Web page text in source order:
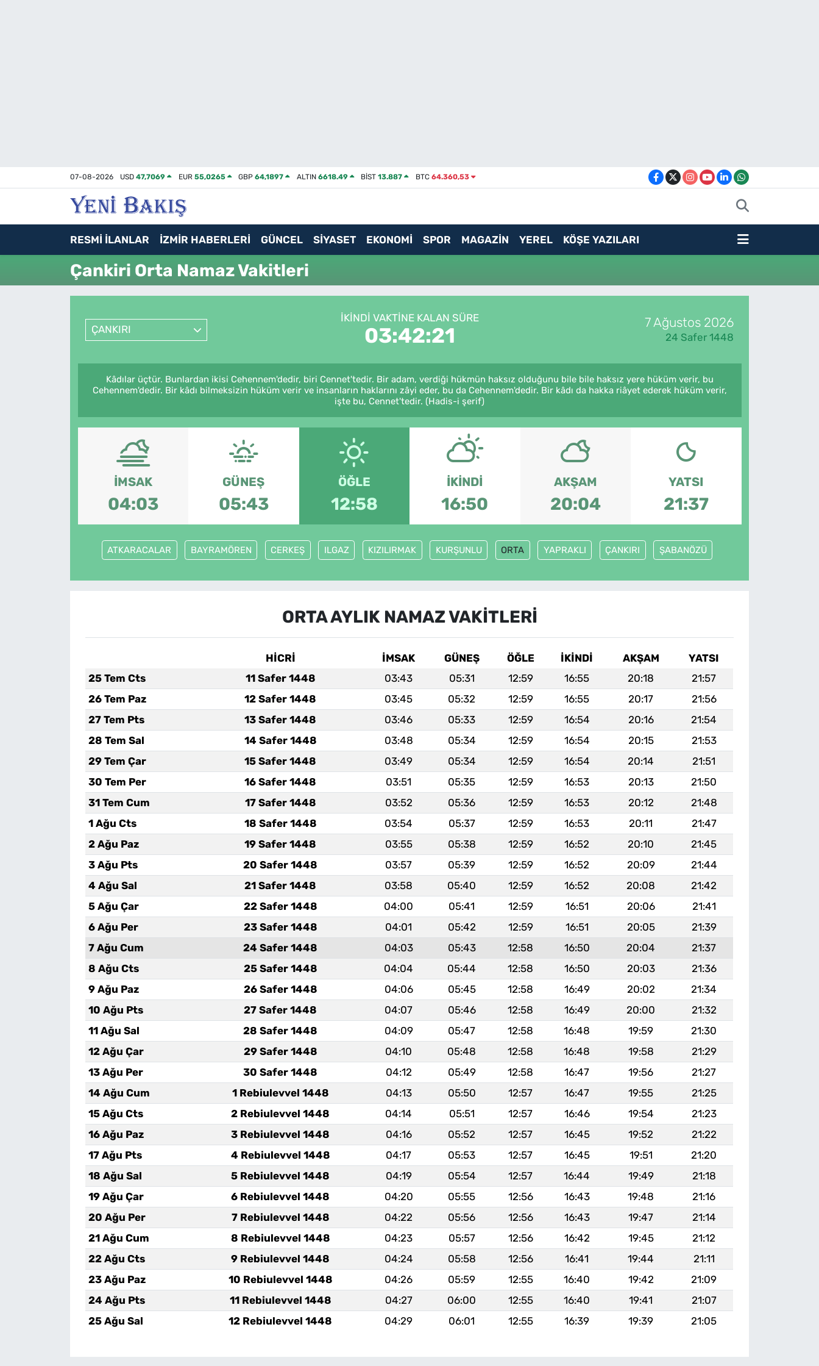
07-08-2026 USD47,7069 EUR 55,0265 GBP64,1897 ALTIN 6618.49 BİST13.887 BTC 64.360,53
RESMİ İLANLAR İZMİR HABERLERİ GÜNCEL SİYASET EKONOMİ SPOR MAGAZİN YEREL KÖŞE YAZILARI
Çankiri Orta Namaz Vakitleri
ÇANKIRI
İKINDI VAKTINE KALAN SÜRE
03:42:21
7 Ağustos 2026
24 Safer 1448
Kâdılar üçtür. Bunlardan ikisi Cehennem'dedir, biri Cennet'tedir. Bir adam, verdiği hükmün haksız olduğunu bile bile haksız yere hüküm verir, bu
Cehennem'dedir. Bir kâdı bilmeksizin hüküm verir ve insanların haklarını zâyi eder, bu da Cehennem'dedir. Bir kâdı da hakka riâyet ederek hüküm verir,
işte bu, Cennet'tedir. (Hadis-i şerif)
İMSAK
04:03
GÜNEŞ
05:43
ÖĞLE
12:58
İKINDI
16:50
AKŞAM
20:04
YATSI
21:37
ATKARACALAR BAYRAMÖREN CERKEŞ ILGAZ KIZILIRMAK KURŞUNLU ORTA YAPRAKLI ÇANKIRI ŞABANÖZÜ
ORTA AYLIK NAMAZ VAKITLERI
HİCRİ İMSAK GÜNEŞ ÖĞLE İKINDI AKŞAM
YATSI
25 Tem Cts
11 Safer 1448 03:43 05:31 12:59 16:55 20:18
21:57
26 Tem Paz
12 Safer 1448 03:45 05:32 12:59 16:55 20:17
21:56
27 Tem Pts
13 Safer 1448 03:46 05:33 12:59 16:54 20:16
21:54
28 Tem Sal
14 Safer 1448 03:48 05:34 12:59 16:54 20:15
21:53
29 Tem Çar
15 Safer 1448 03:49 05:34 12:59 16:54 20:14
21:51
30 Tem Per
16 Safer 1448 03:51 05:35 12:59 16:53 20:13
21:50
31 Tem Cum
17 Safer 1448 03:52 05:36 12:59 16:53 20:12
21:48
1 Ağu Cts
18 Safer 1448 03:54 05:37 12:59 16:53 20:11
21:47
2 Ağu Paz
19 Safer 1448 03:55 05:38 12:59 16:52 20:10
21:45
3 Ağu Pts
20 Safer 1448 03:57 05:39 12:59 16:52 20:09
21:44
4 Ağu Sal
21 Safer 1448 03:58 05:40 12:59 16:52 20:08
21:42
5 Ağu Çar
22 Safer 1448 04:00 05:41 12:59 16:51 20:06
21:41
6 Ağu Per
23 Safer 1448 04:01 05:42 12:59 16:51 20:05
21:39
7 Ağu Cum
24 Safer 1448 04:03 05:43 12:58 16:50 20:04
21:37
8 Ağu Cts
25 Safer 1448 04:04 05:44 12:58 16:50 20:03
21:36
9 Ağu Paz
26 Safer 1448 04:06 05:45 12:58 16:49 20:02
21:34
10 Ağu Pts
27 Safer 1448 04:07 05:46 12:58 16:49 20:00
21:32
11 Ağu Sal
28 Safer 1448 04:09 05:47 12:58 16:48 19:59
21:30
12 Ağu Çar
29 Safer 1448 04:10 05:48 12:58 16:48 19:58
21:29
13 Ağu Per
30 Safer 1448 04:12 05:49 12:58 16:47 19:56
21:27
14 Ağu Cum
1 Rebiulevvel 1448 04:13 05:50 12:57 16:47 19:55
21:25
15 Ağu Cts
2 Rebiulevvel 1448 04:14 05:51 12:57 16:46 19:54
21:23
16 Ağu Paz
3 Rebiulevvel 1448 04:16 05:52 12:57 16:45 19:52
21:22
17 Ağu Pts
4 Rebiulevvel 1448 04:17 05:53 12:57 16:45 19:51
21:20
18 Ağu Sal
5 Rebiulevvel 1448 04:19 05:54 12:57 16:44 19:49
21:18
19 Ağu Çar
6 Rebiulevvel 1448 04:20 05:55 12:56 16:43 19:48
21:16
20 Ağu Per
7 Rebiulevvel 1448 04:22 05:56 12:56 16:43 19:47
21:14
21 Ağu Cum
8 Rebiulevvel 1448 04:23 05:57 12:56 16:42 19:45
21:12
22 Ağu Cts
9 Rebiulevvel 1448 04:24 05:58 12:56 16:41 19:44
21:11
23 Ağu Paz
10 Rebiulevvel 1448 04:26 05:59 12:55 16:40 19:42
21:09
24 Ağu Pts
11 Rebiulevvel 1448 04:27 06:00 12:55 16:40 19:41
21:07
25 Ağu Sal
12 Rebiulevvel 1448 04:29 06:01 12:55 16:39 19:39 21:05
Asayiş / Polis-Adliye
Magazin
Foto Galeri